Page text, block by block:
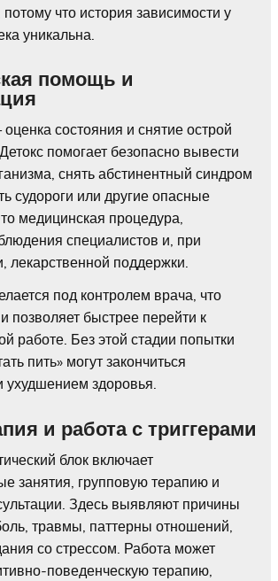
что история зависимости у
уникальна.
помощь и
состояния и снятие острой
помогает безопасно вывести
снять абстинентный синдром
судороги или другие опасные
медицинская процедура,
специалистов и, при
лекарственной поддержки.
под контролем врача, что
позволяет быстрее перейти к
работе. Без этой стадии попытки
пить» могут закончиться
ухудшением здоровья.
и работа с триггерами
блок включает
занятия, групповую терапию и
Здесь выявляют причины
травмы, паттерны отношений,
со стрессом. Работа может
поведенческую терапию,